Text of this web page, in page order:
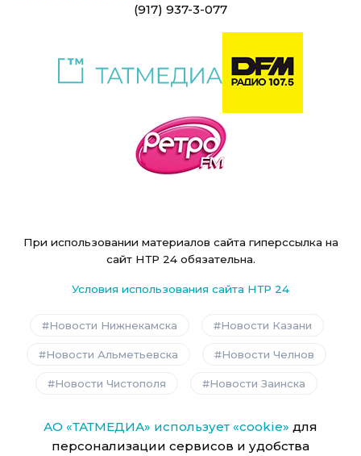
(917) 937-3-077
При использовании материалов сайта гиперссылка на
сайт НТР 24 обязательна.
Условия использования сайта НТР 24
Новости Нижнекамска Новости Казани
Новости Альметьевска Новости Челнов
Новости Чистополя Новости Заинска
АО «ТАТМЕДИА» использует «cookie» для
персонализации сервисов и удобства